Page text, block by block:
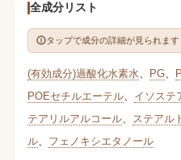
全成分リスト
タップで成分の詳細が見られます
(有効成分)過酸化水素水 PG、
POEセチルエーテル、 イソステ
テアリルアルコール、 ステアル
ル、 フェノキシエタノール